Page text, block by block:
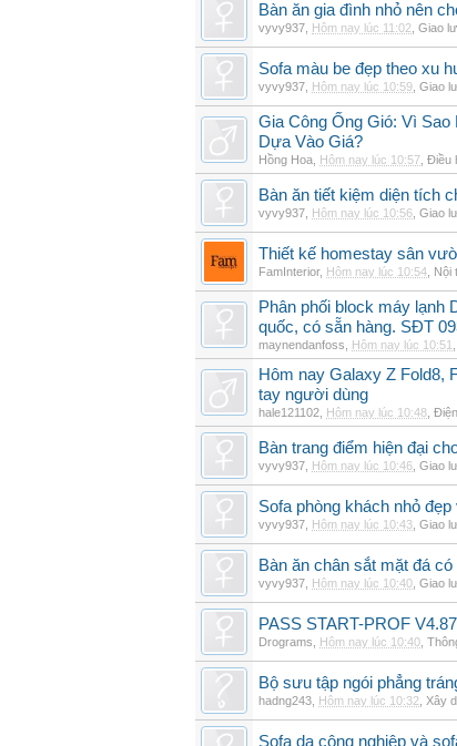
Bàn ăn gia đình nhỏ nên
vyvy937 Hôm nay lúc 11:02 Giao
Sofa màu be đẹp theo xu
vyvy937 Hôm nay lúc 10:59 Giao
Gia Công Ống Gió: Vì Sao
Dựa Vào Giá?
Hồng Hoa Hôm nay lúc 10:57 Điều
Bàn ăn tiết kiệm diện tích
vyvy937 Hôm nay lúc 10:56 Giao
Thiết kế homestay sân
FamInterior, Hôm nay lúc 10:54 Nội
Phân phối block máy lạnh
quốc, có sẵn hàng. SĐT
maynendanfoss Hôm nay lúc 10:51
Hôm nay Galaxy Z Fold8,
tay người dùng
hale121102 Hôm nay lúc 10:48
Bàn trang điểm hiện đại
vyvy937 Hôm nay lúc 10:46 Giao
Sofa phòng khách nhỏ
vyvy937 Hôm nay lúc 10:43 Giao
Bàn ăn chân sắt mặt đá
vyvy937 Hôm nay lúc 10:40 Giao
PASS START-PROF
Drograms Hôm nay lúc 10:40
Bộ sưu tập ngói phẳng
hadng243 Hôm nay lúc 10:32 Xây
Sofa da công nghiệp và